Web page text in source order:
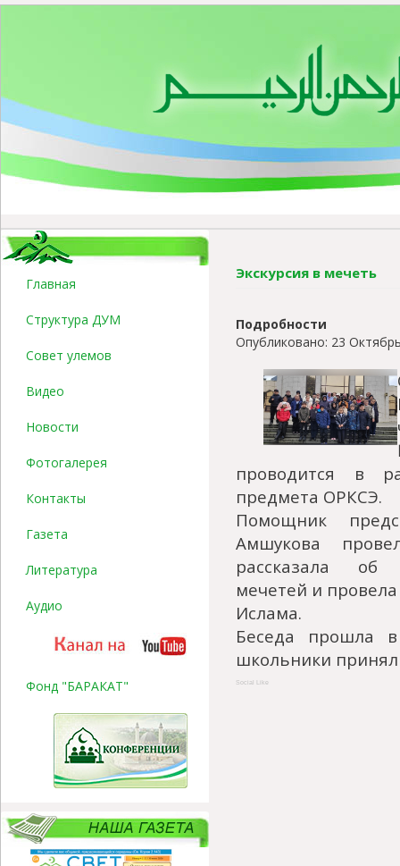
Главная
Структура ДУМ
Совет улемов
Видео
Новости
Фотогалерея
Контакты
Газета
Литература
Аудио
Фонд "БАРАКАТ"
Экскурсия в мечеть
Подробности
Опубликовано: 23
проводится в
предмета ОРКСЭ.
Помощник
Амшукова
рассказала об
мечетей и
Ислама.
Беседа прошла
школьники
Social Like